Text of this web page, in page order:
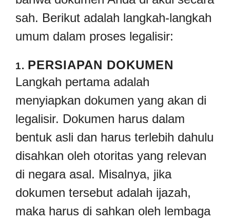
sah. Berikut adalah langkah-langkah
umum dalam proses legalisir:
1. PERSIAPAN DOKUMEN
Langkah pertama adalah
menyiapkan dokumen yang akan di
legalisir. Dokumen harus dalam
bentuk asli dan harus terlebih dahulu
disahkan oleh otoritas yang relevan
di negara asal. Misalnya, jika
dokumen tersebut adalah ijazah,
maka harus di sahkan oleh lembaga